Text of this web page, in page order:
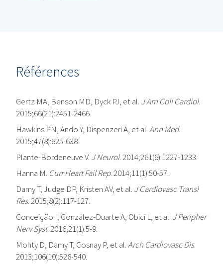
Références
Gertz MA, Benson MD, Dyck PJ, et al. J Am Coll Cardiol.
2015;66(21):2451-2466.
Hawkins PN, Ando Y, Dispenzeri A, et al.Ann Med.
2015;47(8):625-638.
Plante-Bordeneuve V. J Neurol. 2014;261(6):1227-1233.
Hanna M. Curr Heart Fail Rep. 2014;11(1):50-57.
Damy T, Judge DP, Kristen AV, et al. J Cardiovasc Transl
Res. 2015;8(2):117-127.
Conceição I, González-Duarte A, Obici L, et al. J Peripher
Nerv Syst. 2016;21(1):5-9.
Mohty D, Damy T, Cosnay P, et al.Arch Cardiovasc Dis.
2013;106(10):528-540.